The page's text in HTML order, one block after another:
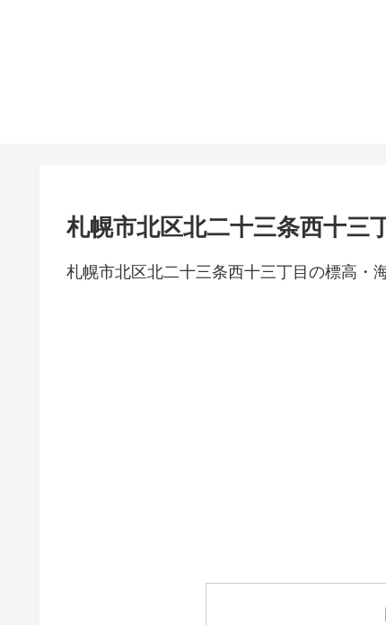
札幌市北区北二十三条西十三
札幌市北区北二十三条西十三丁目の標高・